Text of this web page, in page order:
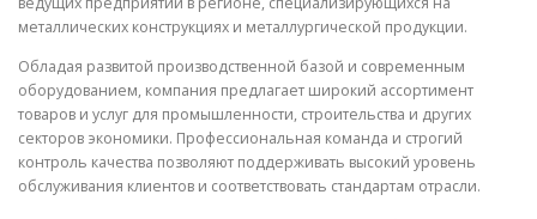
металлических конструкциях и металлургической продукции.
Обладая развитой производственной базой и современным
оборудованием, компания предлагает широкий ассортимент
товаров и услуг для промышленности, строительства и других
секторов экономики. Профессиональная команда и строгий
контроль качества позволяют поддерживать высокий уровень
обслуживания клиентов и соответствовать стандартам отрасли.